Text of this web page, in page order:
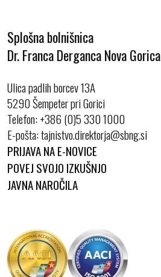
Splošna bolnišnica
Dr. Franca Derganca Nova Gorica
Ulica padlih borcev 13A
5290 Šempeter pri Gorici
Telefon:+386 (0)5 330 1000
E-pošta:
PRIJAVA NA E-NOVICE
POVEJ SVOJO IZKUŠNJO
JAVNA NAROČILA